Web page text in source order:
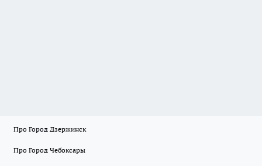
Про Город Дзержинск
Про Город Чебоксары